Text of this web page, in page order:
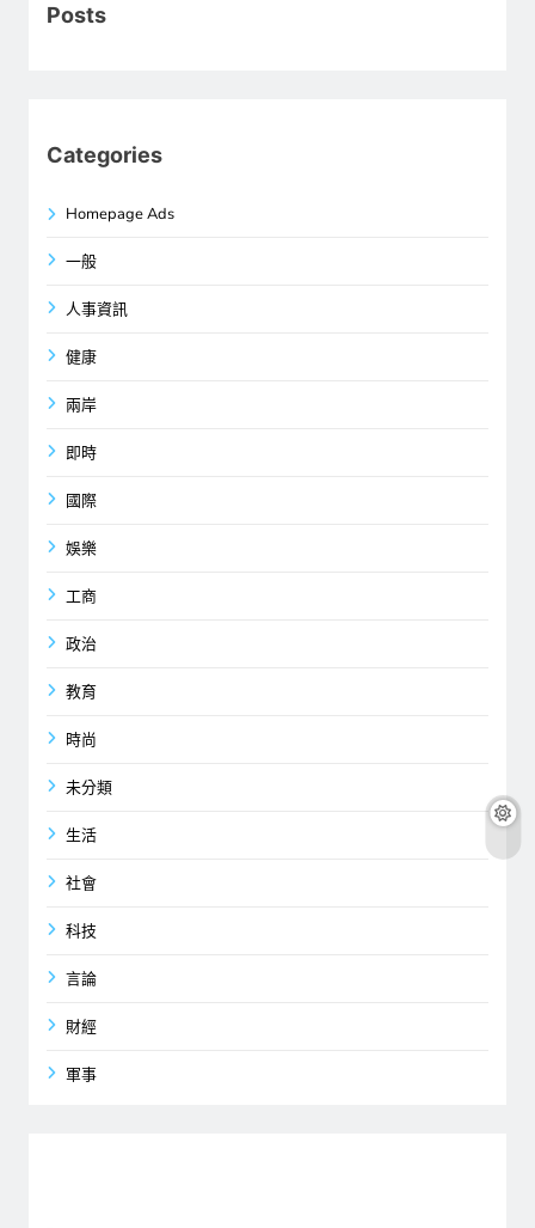
Posts
Categories
Homepage Ads
一般
人事資訊
健康
兩岸
即時
國際
娛樂
工商
政治
教育
時尚
未分類
生活
社會
科技
言論
財經
軍事